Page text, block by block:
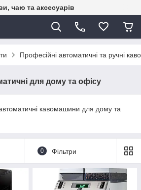
чаю та аксесуарів
Професійні автоматичні та ручні
для дому та офісу
кавомашини для дому та
0 Фільтри